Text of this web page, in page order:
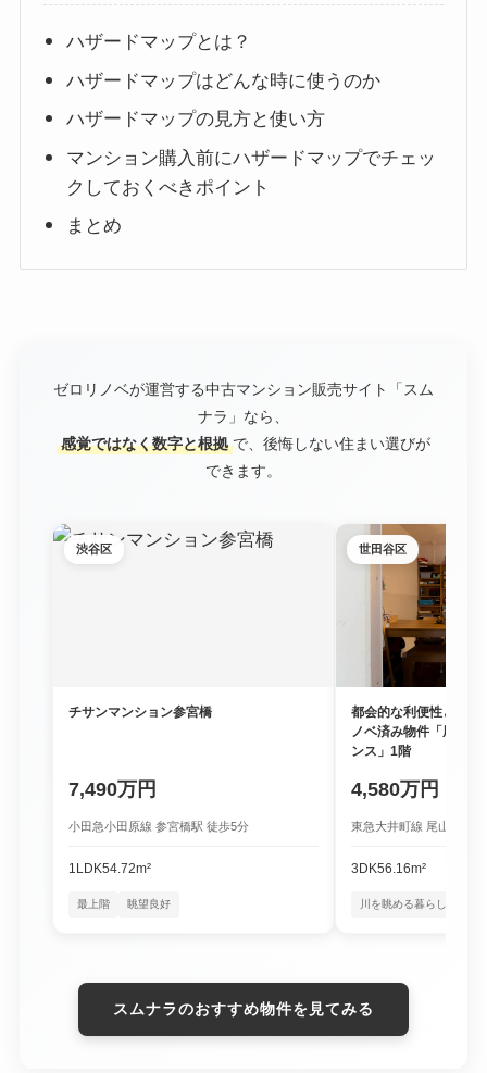
ハザードマップとは？
ハザードマップはどんな時に使うのか
ハザードマップの見方と使い方
マンション購入前にハザードマップでチェッ
クしておくべきポイント
まとめ
ゼロリノベが運営する中古マンション販売サイト「スム
ナラ」なら、
感覚ではなく数字と根拠 で、後悔しない住まい選びが
できます。
渋谷区
チサンマンション参宮橋
7,490万円
小田急小田原線 参宮橋駅 徒歩5分
1LDK54.72m²
最上階 眺望良好
世田谷区
都会的な利便性と豊か
ノベ済み物件「尾山台
ンス」1階
4,580万円
東急大井町線 尾山台駅
3DK56.16m²
川を眺める暮らし
スムナラのおすすめ物件を見てみる